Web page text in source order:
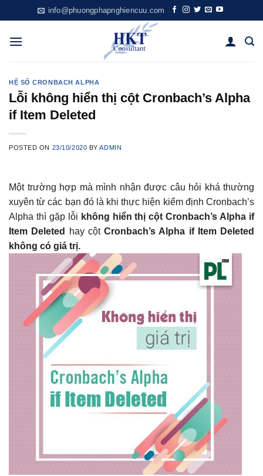
to
content
info@phuongphapnghiencuu.com
HỆ SỐ CRONBACH ALPHA
Lỗi không hiển thị cột Cronbach’s Alpha
if Item Deleted
POSTED ON 23/10/2020 BYADMIN
Một trường hợp mà mình nhận được câu hỏi khá thường
xuyên từ các bạn đó là khi thực hiện kiểm định Cronbach’s
Alpha thì gặp lỗi không hiển thị cột Cronbach’s Alpha if
Item Deleted
hay cột Cronbach’s Alpha if Item Deleted
không có giá trị.